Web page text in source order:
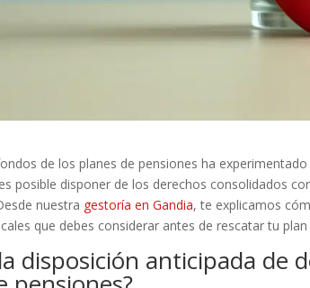
de los planes de pensiones ha
posible disponer de los derechos consolidados
nuestra gestoría en Gandia, te explicamos
que debes considerar antes de rescatar tu
disposición anticipada de